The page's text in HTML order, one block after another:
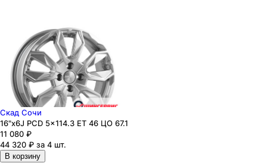
Скад Сочи
16"x6J PCD 5x114.3 ЕТ 46 ЦО 67.1
11 080 ₽
44 320 ₽ за 4 шт.
В корзину